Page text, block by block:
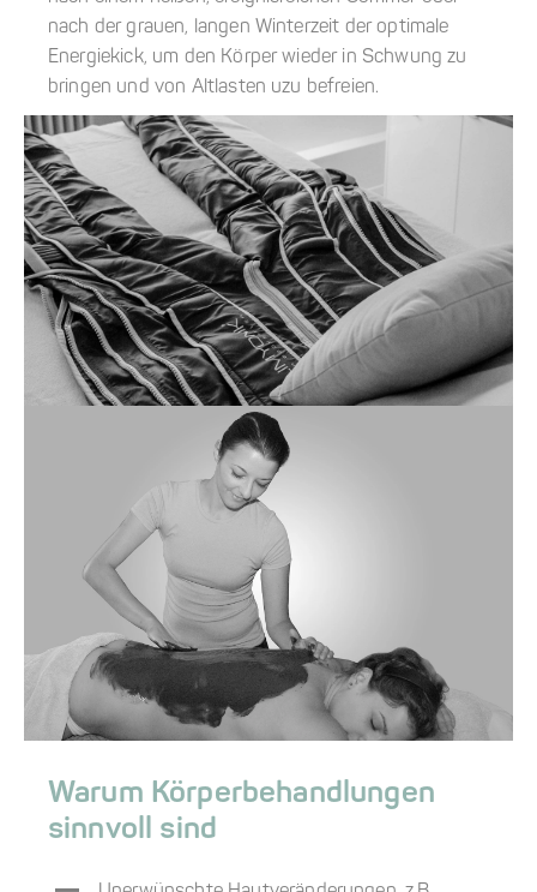
nach der grauen, langen Winterzeit der optimale
Energiekick, um den Körper wieder in Schwung zu
bringen und von Altlasten uzu befreien.
Warum Körperbehandlungen
sinnvoll sind